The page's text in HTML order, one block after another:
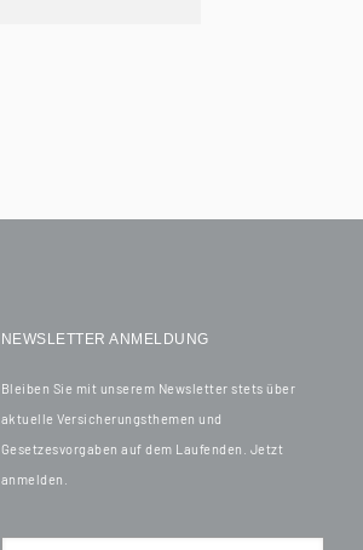
NEWSLETTER ANMELDUNG
Bleiben Sie mit unserem Newsletter stets über
aktuelle Versicherungsthemen und
Gesetzesvorgaben auf dem Laufenden. Jetzt
anmelden.